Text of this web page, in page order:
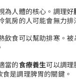
為人體的核心。調理好
氣房的人可能會無力排
飲食可以幫助排寒。被
當的食療養生可以調理
是調理脾胃的關鍵。